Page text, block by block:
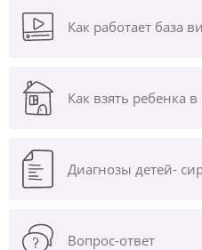
Как работает база
Как взять ребенка
Диагнозы детей-
Вопрос-ответ